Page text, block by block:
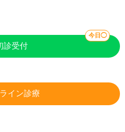
診受付
今日◯
イン診療